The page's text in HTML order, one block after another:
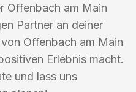
Offenbach am Main
Partner an deiner
Offenbach am Main
Erlebnis macht.
und lass uns